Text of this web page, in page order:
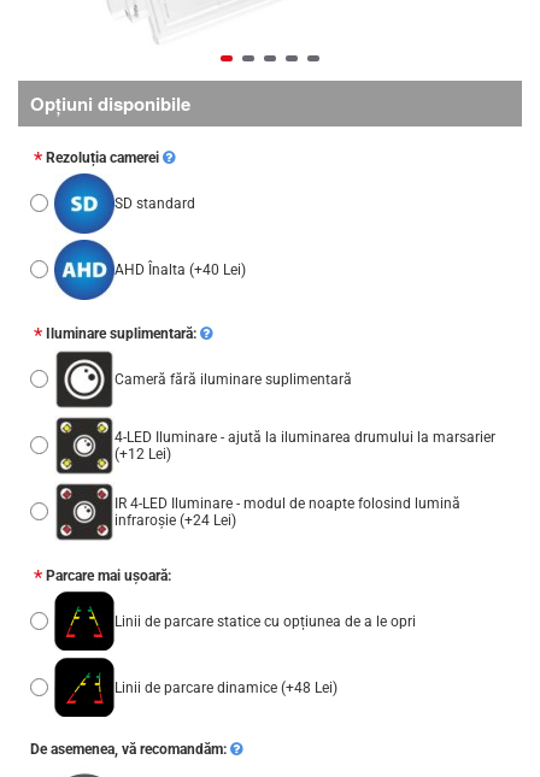
Opţiuni disponibile
Rezoluția camerei
SD standard
AHD Înalta (+40 Lei)
Iluminare suplimentară:
Cameră fără iluminare suplimentară
4-LED Iluminare - ajută la iluminarea drumului la marsarier
(+12 Lei)
IR 4-LED Iluminare - modul de noapte folosind lumină
infraroșie (+24 Lei)
Parcare mai ușoară:
Linii de parcare statice cu opțiunea de a le opri
Linii de parcare dinamice (+48 Lei)
De asemenea, vă recomandăm: